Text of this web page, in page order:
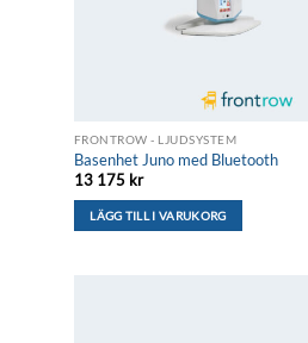
FRONTROW - LJUDSYSTEM
Basenhet Juno med Bluetooth
13 175 kr
LÄGG TILL I VARUKORG